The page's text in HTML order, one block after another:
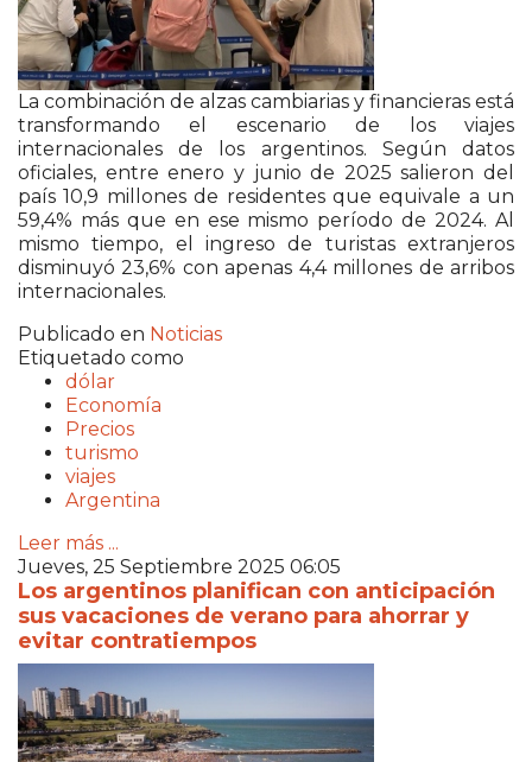
La combinación de alzas cambiarias y financieras está
transformando el escenario de los viajes
internacionales de los argentinos. Según datos
oficiales, entre enero y junio de 2025 salieron del
país 10,9 millones de residentes que equivale a un
59,4% más que en ese mismo período de 2024. Al
mismo tiempo, el ingreso de turistas extranjeros
disminuyó 23,6% con apenas 4,4 millones de arribos
internacionales.
Publicado en Noticias
Etiquetado como
dólar
Economía
Precios
turismo
viajes
Argentina
Leer más ...
Jueves, 25 Septiembre 2025 06:05
Los argentinos planifican con anticipación
sus vacaciones de verano para ahorrar y
evitar contratiempos